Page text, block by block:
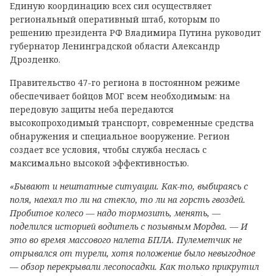
Единую координацию всех сил осуществляет
региональный оперативный штаб, которым по
решению президента РФ Владимира Путина руководит
губернатор Ленинградской области Александр
Дрозденко.
Правительство 47-го региона в постоянном режиме
обеспечивает бойцов МОГ всем необходимым: на
передовую защиты неба передаются
высокопроходимый транспорт, современные средства
обнаружения и специальное вооружение. Регион
создает все условия, чтобы служба неслась с
максимально высокой эффективностью.
«Бывают и нештатные ситуации. Как-то, выбираясь с
поля, наехал то ли на стекло, то ли на горсть гвоздей.
Пробитое колесо — надо тормозить, менять, —
поделился историей водитель с позывным Мордва. — И
это во время массового налета БПЛА. Пулеметчик не
отрывался от турели, хотя положение было невыгодное
— обзор перекрывали лесопосадки. Как только прикрутил